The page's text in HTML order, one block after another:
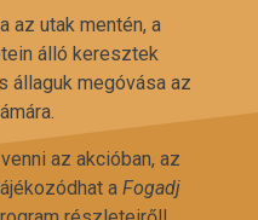
az utak mentén, a
álló keresztek
állaguk megóvása az
az akcióban, az
a Fogadj